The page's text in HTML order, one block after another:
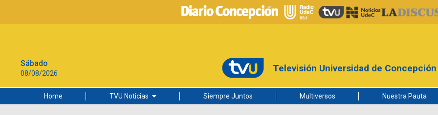
Sábado
08/08/2026 Televisión Universidad de Concepción
Home TVU Noticias Siempre Juntos Multiversos Nuestra Pauta